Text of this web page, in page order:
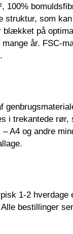
100%
struktur, som
blækket på
år. FSC-
i trekantede rør,
A4 og andre
1-2 hverdage
Alle bestillinger